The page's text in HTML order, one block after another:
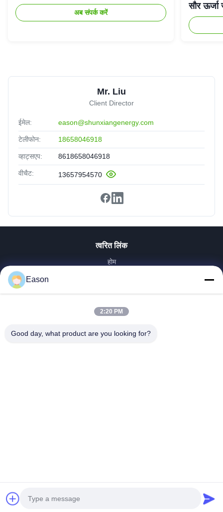
अब संपर्क करें
सौर
Mr. Liu
Client Director
ईमेल: eason@shunxiangenergy.com
टेलीफोन: 18658046918
व्हाट्सएप: 8618658046918
वीचैट: 13657954570
त्वरित लिंक
होम
फैक्टरी यात्रा
Eason
2:20 PM
Good day, what product are you looking for?